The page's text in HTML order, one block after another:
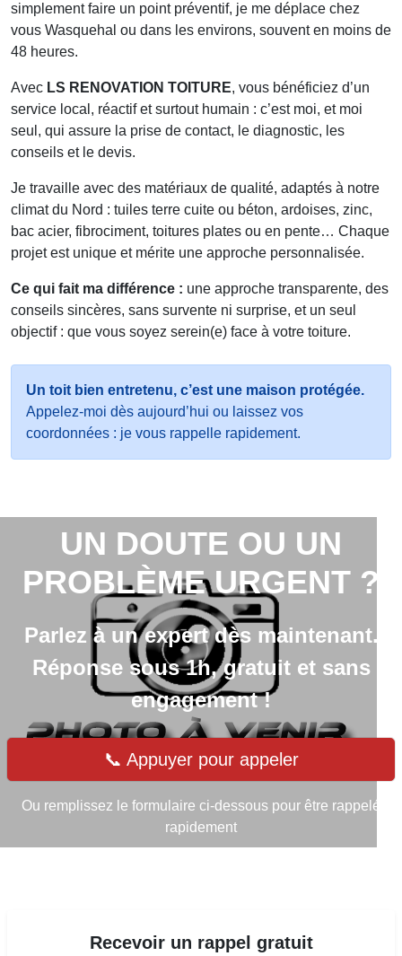
simplement faire un point préventif, je me déplace chez
vous Wasquehal ou dans les environs, souvent en moins de
48 heures.
Avec LS RENOVATION TOITURE, vous bénéficiez d’un
service local, réactif et surtout humain : c’est moi, et moi
seul, qui assure la prise de contact, le diagnostic, les
conseils et le devis.
Je travaille avec des matériaux de qualité, adaptés à notre
climat du Nord : tuiles terre cuite ou béton, ardoises, zinc,
bac acier, fibrociment, toitures plates ou en pente… Chaque
projet est unique et mérite une approche personnalisée.
Ce qui fait ma différence : une approche transparente, des
conseils sincères, sans survente ni surprise, et un seul
objectif : que vous soyez serein(e) face à votre toiture.
Un toit bien entretenu, c’est une maison protégée.
Appelez-moi dès aujourd’hui ou laissez vos
coordonnées : je vous rappelle rapidement.
UN DOUTE OU UN
PROBLÈME URGENT ?
Parlez à un expert dès maintenant.
Réponse sous 1h, gratuit et sans
engagement !
📞 Appuyer pour appeler
Ou remplissez le formulaire ci-dessous pour être rappelé
rapidement
Recevoir un rappel gratuit